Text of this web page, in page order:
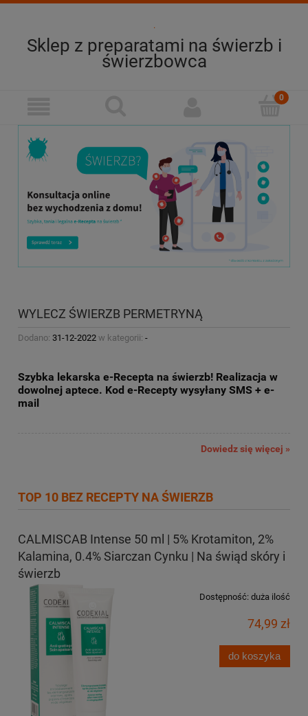
.
Sklep z preparatami na świerzb i
świerzbowca
WYLECZ ŚWIERZB PERMETRYNĄ
Dodano: 31-12-2022 w kategorii: -
Szybka lekarska e-Recepta na świerzb! Realizacja w
dowolnej aptece. Kod e-Recepty wysyłany SMS + e-
mail
Dowiedz się więcej »
TOP 10 BEZ RECEPTY NA ŚWIERZB
CALMISCAB Intense 50 ml | 5% Krotamiton, 2%
Kalamina, 0.4% Siarczan Cynku | Na świąd skóry i
świerzb
Dostępność: duża ilość
74,99 zł
do koszyka